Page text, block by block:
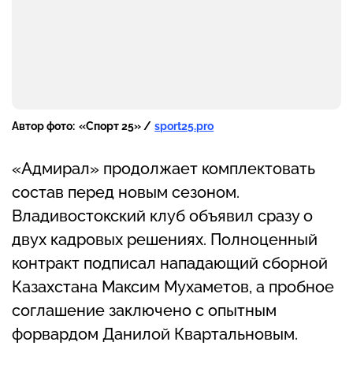
Автор фото: «Спорт 25» / sport25.pro
«Адмирал» продолжает комплектовать
состав перед новым сезоном.
Владивостокский клуб объявил сразу о
двух кадровых решениях. Полноценный
контракт подписал нападающий сборной
Казахстана Максим Мухаметов, а пробное
соглашение заключено с опытным
форвардом Данилой Квартальновым.